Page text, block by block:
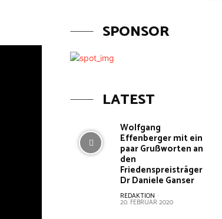
SPONSOR
LATEST
Wolfgang
Effenberger mit ein
paar Grußworten an
den
Friedenspreisträger
Dr Daniele Ganser
REDAKTION -
20. FEBRUAR 2020